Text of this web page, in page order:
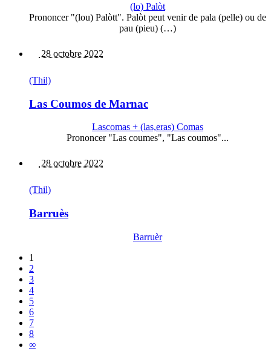
(lo) Palòt
Prononcer "(lou) Palòtt". Palòt peut venir de pala (pelle) ou de
pau (pieu) (…)
28 octobre 2022
(Thil)
Las Coumos de Marnac
Lascomas + (las,eras) Comas
Prononcer "Las coumes", "Las coumos"...
28 octobre 2022
(Thil)
Barruès
Barruèr
1
2
3
4
5
6
7
8
∞